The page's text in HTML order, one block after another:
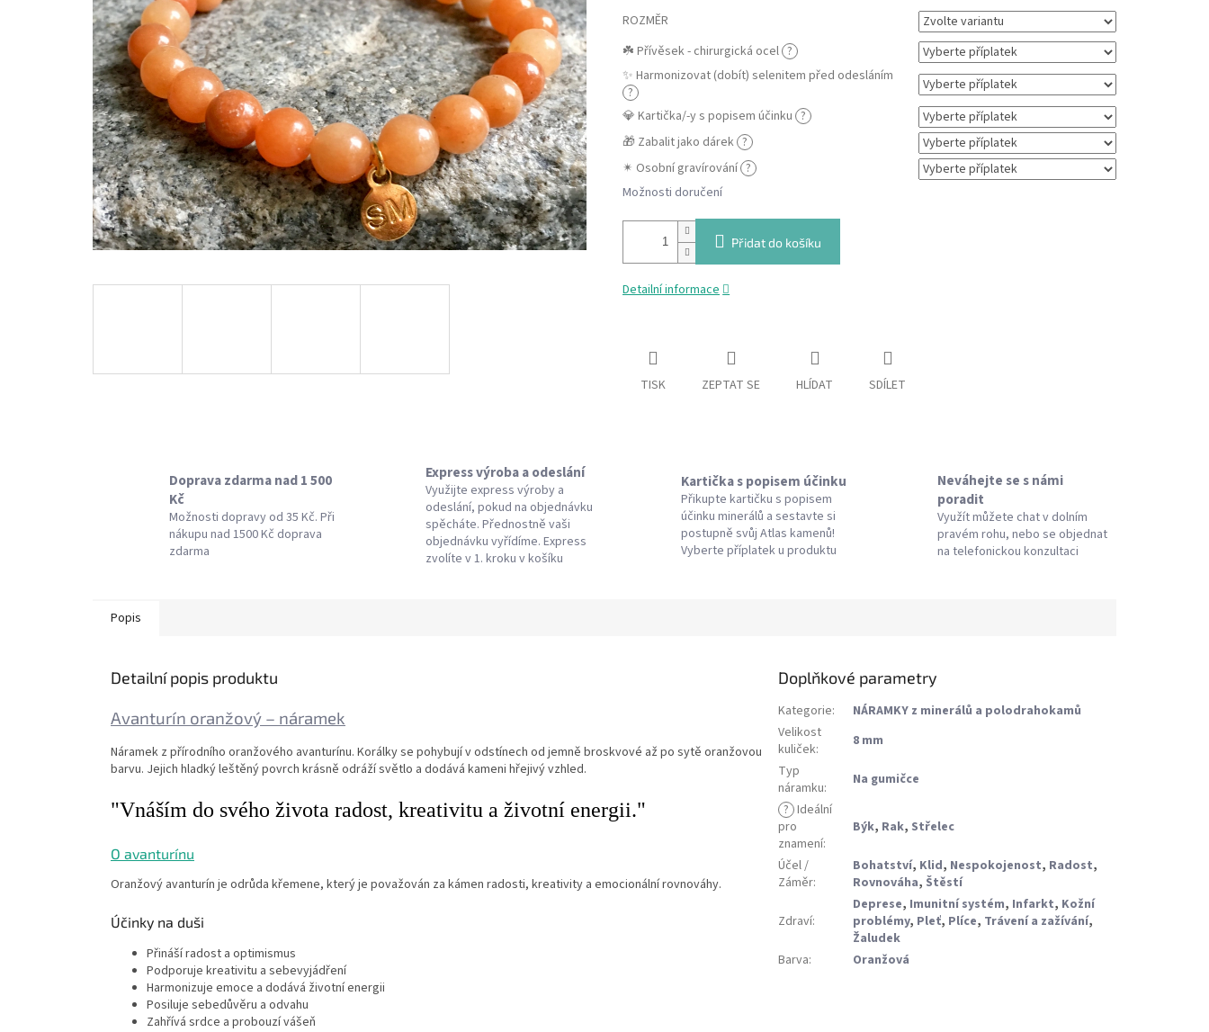
ROZMĚR
☘️ Přívěsek - chirurgická ocel ?
✨ Harmonizovat (dobít) selenitem před odesláním
?
💎 Kartička/-y s popisem účinku ?
🎁 Zabalit jako dárek ?
✴ Osobní gravírování ?
Možnosti doručení
Přidat do košíku
Detailní informace
TISK ZEPTAT SE HLÍDAT SDÍLET
Doprava zdarma nad 1 500
Kč
Možnosti dopravy od 35 Kč. Při
nákupu nad 1500 Kč doprava
zdarma
Express výroba a odeslání
Využijte express výroby a
odeslání, pokud na objednávku
spěcháte. Přednostně vaši
objednávku vyřídíme. Express
zvolíte v 1. kroku v košíku
Kartička s popisem účinku
Přikupte kartičku s popisem
účinku minerálů a sestavte si
postupně svůj Atlas kamenů!
Vyberte příplatek u produktu
Neváhejte se s námi
poradit
Využít můžete chat v dolním
pravém rohu, nebo se objednat
na telefonickou konzultaci
Popis
Detailní popis produktu
Avanturín oranžový – náramek
Náramek z přírodního oranžového avanturínu. Korálky se pohybují v odstínech od jemně broskvové až po sytě oranžovou
barvu. Jejich hladký leštěný povrch krásně odráží světlo a dodává kameni hřejivý vzhled.
"Vnáším do svého života radost, kreativitu a životní energii."
O avanturínu
Oranžový avanturín je odrůda křemene, který je považován za kámen radosti, kreativity a emocionální rovnováhy.
Účinky na duši
Přináší radost a optimismus
Podporuje kreativitu a sebevyjádření
Harmonizuje emoce a dodává životní energii
Posiluje sebedůvěru a odvahu
Zahřívá srdce a probouzí vášeň
Doplňkové parametry
Kategorie:
NÁRAMKY z minerálů a polodrahokamů
Velikost
kuliček:
8 mm
Typ
náramku:
Na gumičce
? Ideální
pro
znamení:
Býk, Rak, Střelec
Účel /
Záměr:
Bohatství, Klid, Nespokojenost, Radost,
Rovnováha, Štěstí
Zdraví:
Deprese, Imunitní systém, Infarkt, Kožní
problémy, Pleť, Plíce, Trávení a zažívání,
Žaludek
Barva: Oranžová